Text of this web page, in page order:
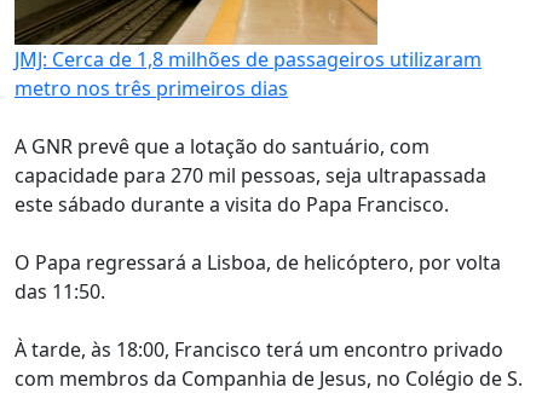
JMJ: Cerca de 1,8 milhões de passageiros utilizaram
metro nos três primeiros dias
A GNR prevê que a lotação do santuário, com
capacidade para 270 mil pessoas, seja ultrapassada
este sábado durante a visita do Papa Francisco.
O Papa regressará a Lisboa, de helicóptero, por volta
das 11:50.
À tarde, às 18:00, Francisco terá um encontro privado
com membros da Companhia de Jesus, no Colégio de S.